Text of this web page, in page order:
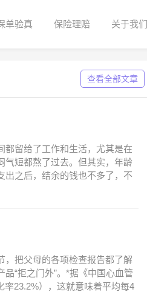
单验真 保险理赔 关于我们
查看全部文章
都留给了工作和生活，尤其是在
气短都熬了过去。但其实，年龄
出之后，结余的钱也不多了，不
，把父母的各项检查报告都了解
“拒之门外”。*据《中国心血管
23.2%），这就意味着平均每4